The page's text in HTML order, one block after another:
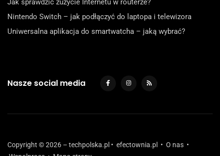
Jak sprawdzić zużycie Internetu w routerze?
Nintendo Switch – jak podłączyć do laptopa i telewizora
Uniwersalna aplikacja do smartwatcha – jaką wybrać?
Nasze social media
Copyright © 2026 – techpolska.pl • efectownia.pl • O nas •